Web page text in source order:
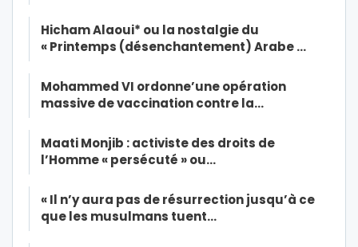
Hicham Alaoui* ou la nostalgie du
« Printemps (désenchantement) Arabe …
Mohammed VI ordonne’une opération
massive de vaccination contre la…
Maati Monjib : activiste des droits de
l’Homme « persécuté » ou…
« Il n’y aura pas de résurrection jusqu’à ce
que les musulmans tuent…